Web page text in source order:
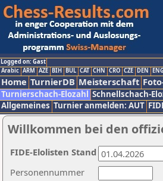
Logged on: Gast
Arabic ARM AZE BIH BUL CAT CHN CRO CZE DEN ENG
Home TurnierDB Meisterschaft
Turnierschach-Elozahl Schnellschach-
Allgemeines Turnier anmelden: AUT
Willkommen bei den
Personennummer
FIDE-Elolisten Stand